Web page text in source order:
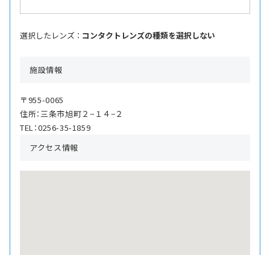
選択したレンズ ： コンタクトレンズの種類を選択しない
施設情報
〒955-0065
住所：三条市旭町２−１４−２
TEL：0256-35-1859
アクセス情報